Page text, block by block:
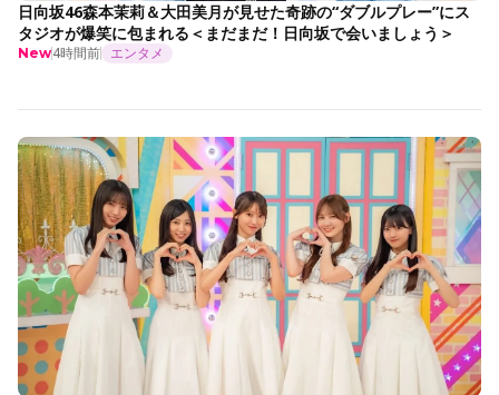
日向坂46森本茉莉＆大田美月が見せた奇跡の“ダブルプレー”にス
タジオが爆笑に包まれる＜まだまだ！日向坂で会いましょう＞
New4時間前 エンタメ